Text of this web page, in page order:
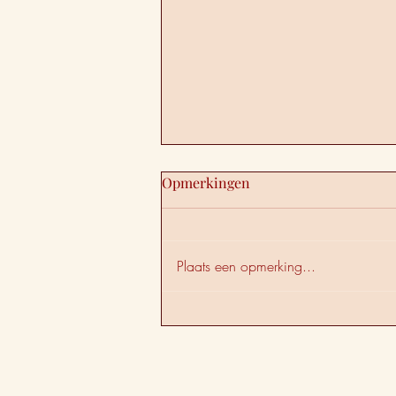
Opmerkingen
Plaats een opmerking...